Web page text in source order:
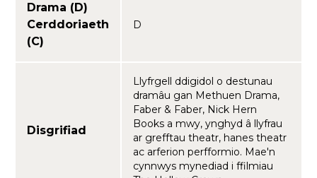
Drama (D)
Cerddoriaeth
(C)
D
Disgrifiad
Llyfrgell ddigidol o destunau
dramâu gan Methuen Drama,
Faber & Faber, Nick Hern
Books a mwy, ynghyd â llyfrau
ar grefftau theatr, hanes theatr
ac arferion perfformio. Mae'n
cynnwys mynediad i ffilmiau